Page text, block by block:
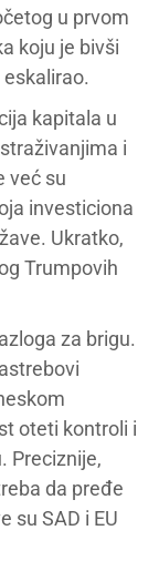
u prvom
koju je bivši
kapitala u
i
već su
investiciona
Ukratko,
Trumpovih
za brigu.
oteti kontroli i
Preciznije,
da pređe
su SAD i EU